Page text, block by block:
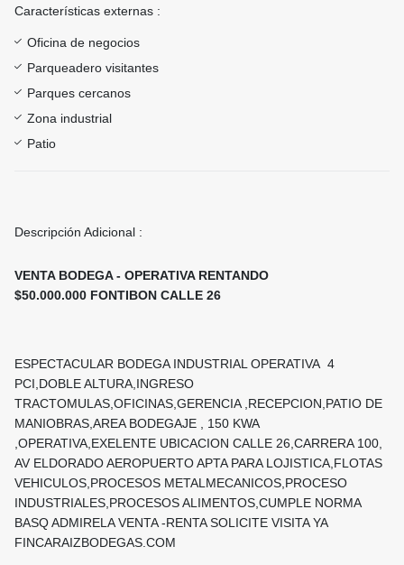
Características externas :
Oficina de negocios
Parqueadero visitantes
Parques cercanos
Zona industrial
Patio
Descripción Adicional :
VENTA BODEGA - OPERATIVA RENTANDO
$50.000.000 FONTIBON CALLE 26
ESPECTACULAR BODEGA INDUSTRIAL OPERATIVA 4
PCI,DOBLE ALTURA,INGRESO
TRACTOMULAS,OFICINAS,GERENCIA ,RECEPCION,PATIO DE
MANIOBRAS,AREA BODEGAJE , 150 KWA
,OPERATIVA,EXELENTE UBICACION CALLE 26,CARRERA 100,
AV ELDORADO AEROPUERTO APTA PARA LOJISTICA,FLOTAS
VEHICULOS,PROCESOS METALMECANICOS,PROCESO
INDUSTRIALES,PROCESOS ALIMENTOS,CUMPLE NORMA
BASQ ADMIRELA VENTA -RENTA SOLICITE VISITA YA
FINCARAIZBODEGAS.COM